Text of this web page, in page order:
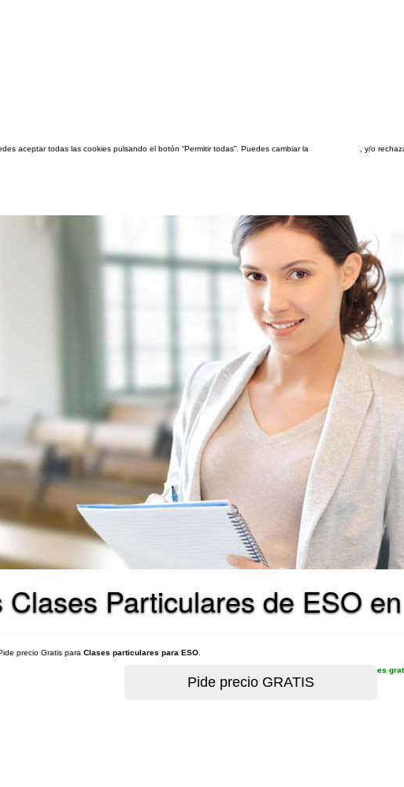
aceptar todas las cookies pulsando el botón “Permitir todas”. Puedes cambiar la
, y/o
Particulares de ESO
precio Gratis para Clases particulares para ESO
es